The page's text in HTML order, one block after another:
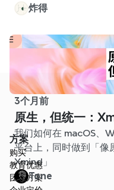
炸得
3个月前
原生，但统一：
我们如何在 macOS、
平台上，同时做到「像
Xmind」
Tone
方案
购买
教育优惠
团队方案